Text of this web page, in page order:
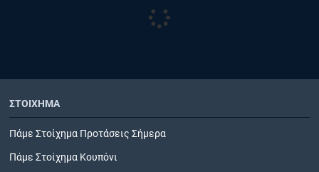
ΣΤΟΙΧΗΜΑ
Πάμε Στοίχημα Προτάσεις Σήμερα
Πάμε Στοίχημα Κουπόνι